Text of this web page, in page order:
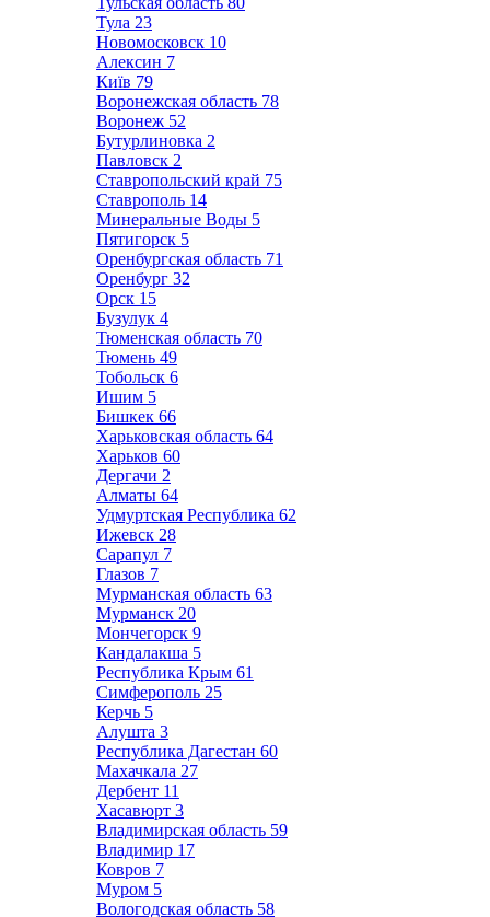
Тула 23
Новомосковск 10
Алексин 7
Київ 79
Воронежская область 78
Воронеж 52
Бутурлиновка 2
Павловск 2
Ставропольский край 75
Ставрополь 14
Минеральные Воды 5
Пятигорск 5
Оренбургская область 71
Оренбург 32
Орск 15
Бузулук 4
Тюменская область 70
Тюмень 49
Тобольск 6
Ишим 5
Бишкек 66
Харьковская область 64
Харьков 60
Дергачи 2
Алматы 64
Удмуртская Республика 62
Ижевск 28
Сарапул 7
Глазов 7
Мурманская область 63
Мурманск 20
Мончегорск 9
Кандалакша 5
Республика Крым 61
Симферополь 25
Керчь 5
Алушта 3
Республика Дагестан 60
Махачкала 27
Дербент 11
Хасавюрт 3
Владимирская область 59
Владимир 17
Ковров 7
Муром 5
Вологодская область 58